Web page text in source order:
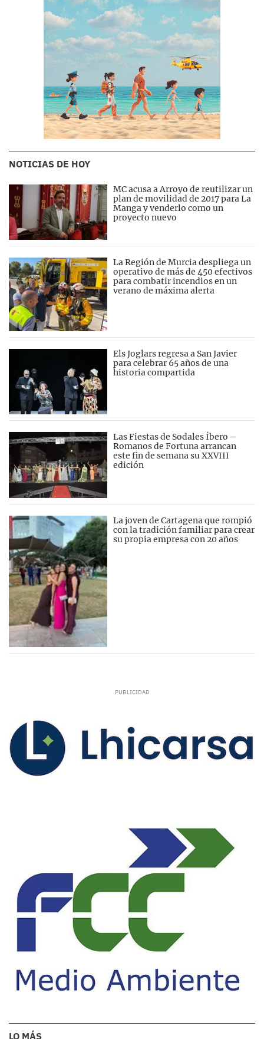
NOTICIAS DE HOY
MC acusa a Arroyo de reutilizar un
plan de movilidad de 2017 para La
Manga y venderlo como un
proyecto nuevo
La Región de Murcia despliega un
operativo de más de 450 efectivos
para combatir incendios en un
verano de máxima alerta
Els Joglars regresa a San Javier
para celebrar 65 años de una
historia compartida
Las Fiestas de Sodales Íbero –
Romanos de Fortuna arrancan
este fin de semana su XXVIII
edición
La joven de Cartagena que rompió
con la tradición familiar para crear
su propia empresa con 20 años
LO MÁS